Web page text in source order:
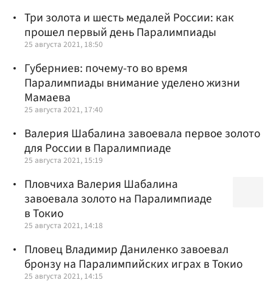
Три золота и шесть медалей России: как
прошел первый день Паралимпиады
25 августа 2021, 18:50
Губерниев: почему-то во время
Паралимпиады внимание уделено жизни
Мамаева
25 августа 2021, 17:40
Валерия Шабалина завоевала первое золото
для России в Паралимпиаде
25 августа 2021, 15:19
Пловчиха Валерия Шабалина
завоевала золото на Паралимпиаде
в Токио
25 августа 2021, 14:18
Пловец Владимир Даниленко завоевал
бронзу на Паралимпийских играх в Токио
25 августа 2021, 14:15